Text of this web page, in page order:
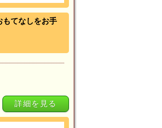
もてなしをお手
詳細を見る